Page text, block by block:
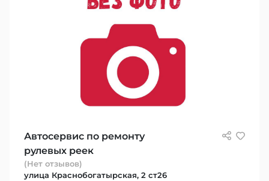
Автосервис по ремонту
рулевых реек
(Нет отзывов)
улица Краснобогатырская, 2 ст26